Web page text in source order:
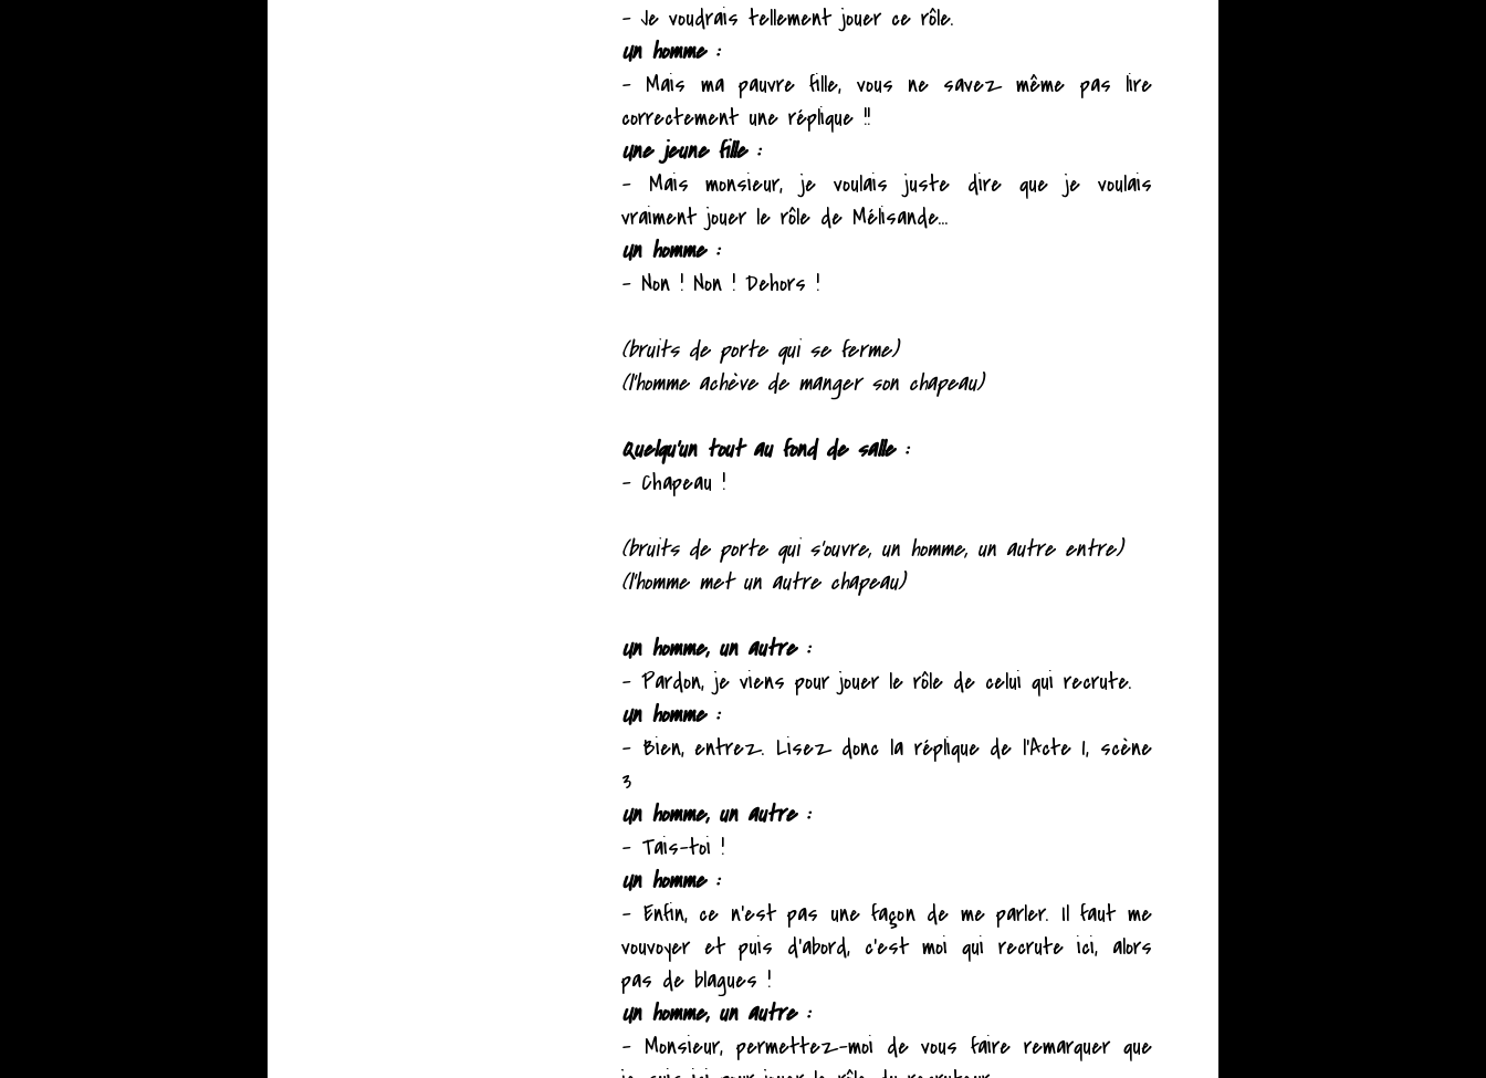
– Je voudrais tellement jouer ce rôle.
Un homme :
– Mais ma pauvre fille, vous ne savez même pas lire
correctement une réplique !!
Une jeune fille :
– Mais monsieur, je voulais juste dire que je voulais
vraiment jouer le rôle de Mélisande...
Un homme :
– Non ! Non ! Dehors !
(bruits de porte qui se ferme)
(l'homme achève de manger son chapeau)
Quelqu'un tout au fond de salle :
– Chapeau !
(bruits de porte qui s'ouvre, un homme, un autre entre)
(l'homme met un autre chapeau)
Un homme, un autre :
– Pardon, je viens pour jouer le rôle de celui qui recrute.
Un homme :
– Bien, entrez. Lisez donc la réplique de l'Acte 1, scène
3
Un homme, un autre :
– Tais-toi !
Un homme :
– Enfin, ce n'est pas une façon de me parler. Il faut me
vouvoyer et puis d'abord, c'est moi qui recrute ici, alors
pas de blagues !
Un homme, un autre :
– Monsieur, permettez-moi de vous faire remarquer que